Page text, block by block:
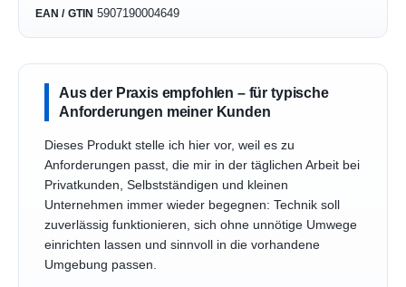
EAN / GTIN 5907190004649
Aus der Praxis empfohlen – für typische
Anforderungen meiner Kunden
Dieses Produkt stelle ich hier vor, weil es zu
Anforderungen passt, die mir in der täglichen Arbeit bei
Privatkunden, Selbstständigen und kleinen
Unternehmen immer wieder begegnen: Technik soll
zuverlässig funktionieren, sich ohne unnötige Umwege
einrichten lassen und sinnvoll in die vorhandene
Umgebung passen.